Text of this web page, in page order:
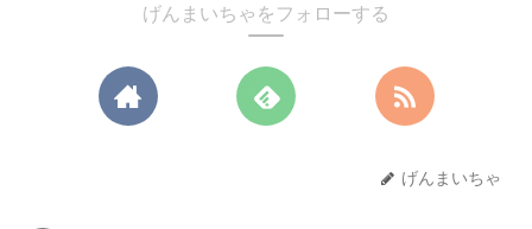
げんまいちゃをフォローする
げんまいちゃ